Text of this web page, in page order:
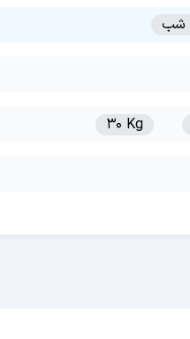
30 Kg